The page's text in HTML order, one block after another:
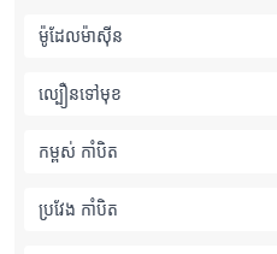
ម៉ូដែលម៉ាស៊ីន
ល្បឿនទៅមុខ
កម្ពស់ កាំបិត
ប្រវែង កាំបិត